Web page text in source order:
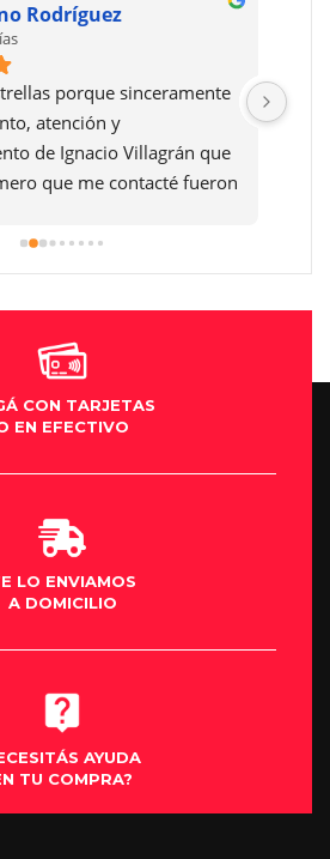
Rodríguez
porque sinceramente
atención y
de Ignacio Villagrán que
que me contacté fueron
María muy buena y la
mi sueño así que el
CON TARJETAS
EN EFECTIVO
LO ENVIAMOS
A DOMICILIO
AYUDA
TU COMPRA?